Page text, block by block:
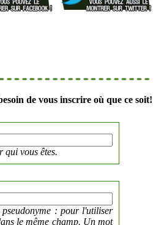
de vous inscrire où que ce soit!
qui vous êtes.
: pour l'utiliser
le même champ. Un mot